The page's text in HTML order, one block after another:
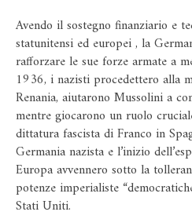
Avendo il sostegno finanziario e
statunitensi ed europei , la
rafforzare le sue forze armate a
1936, i nazisti procedettero alla
Renania, aiutarono Mussolini a
mentre giocarono un ruolo
dittatura fascista di Franco in
Germania nazista e l’inizio
Europa avvennero sotto la
potenze imperialiste
Stati Uniti.